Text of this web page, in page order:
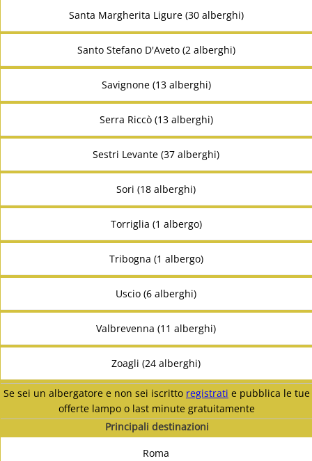
Santa Margherita Ligure (30 alberghi)
Santo Stefano D'Aveto (2 alberghi)
Savignone (13 alberghi)
Serra Riccò (13 alberghi)
Sestri Levante (37 alberghi)
Sori (18 alberghi)
Torriglia (1 albergo)
Tribogna (1 albergo)
Uscio (6 alberghi)
Valbrevenna (11 alberghi)
Zoagli (24 alberghi)
Se sei un albergatore e non sei iscritto registrati e pubblica le tue
offerte lampo o last minute gratuitamente
Principali destinazioni
Roma